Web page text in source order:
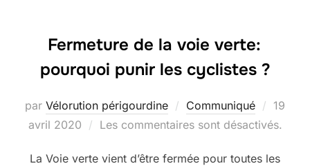
Fermeture de la voie verte:
pourquoi punir les cyclistes ?
par Vélorution périgourdine Communiqué
Publié
le
19
avril 2020
Les commentaires sont désactivés.
La Voie verte vient d’être fermée pour toutes les